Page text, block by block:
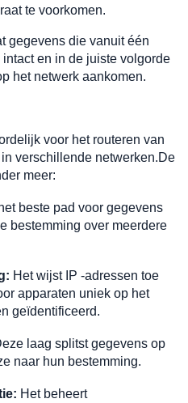
te voorkomen.
gegevens die vanuit één
en in de juiste volgorde
het netwerk aankomen.
voor het routeren van
verschillende netwerken.De
meer:
beste pad voor gegevens
bestemming over meerdere
Het wijst IP -adressen toe
apparaten uniek op het
geïdentificeerd.
laag splitst gegevens op
naar hun bestemming.
Het beheert